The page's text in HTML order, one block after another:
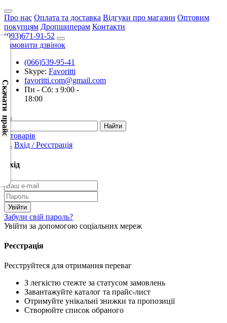
Про нас Оплата та доставка Відгуки про магазин Оптовим
покупцям Дропшиперам Контакти
(093)671-91-52
Замовити дзвінок
(066)539-95-41
Skype: Favoritti
favoritti.com@gmail.com
Пн - Сб: з 9:00 -
18:00
0 товарів
Вхід / Реєстрація
Вхід
Забули свій пароль?
Увійти за допомогою соціальних мереж
Реєстрація
Реєструйтеся для отримання переваг
З легкістю стежте за статусом замовлень
Завантажуйте каталог та прайс-лист
Отримуйте унікальні знижки та пропозиції
Створюйте список обраного
Скачати прайс
Скачать
XML
(Розн.)
Скачать
XML
(Опт)
CSV
Скачать
CSV
(Опт)
XLS
EXCEL
(Розн.)
XLS